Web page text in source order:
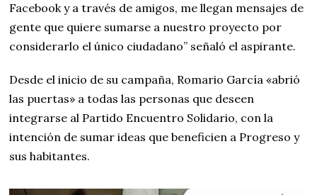
Facebook y a través de amigos, me llegan mensajes de
gente que quiere sumarse a nuestro proyecto por
considerarlo el único ciudadano” señaló el aspirante.
Desde el inicio de su campaña, Romario García «abrió
las puertas» a todas las personas que deseen
integrarse al Partido Encuentro Solidario, con la
intención de sumar ideas que beneficien a Progreso y
sus habitantes.